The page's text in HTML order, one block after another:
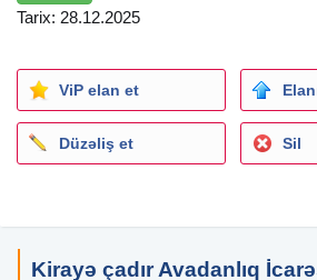
sadederi cadırların qurulması. Sifarise
cadır, çadır, palatka, cadırlar, defn
qara masin. defn masin, magar, çadir
çadır, palatka, cadırlar, magar, çadir
çadır, palatka, cadırlar, magar, çadir
kirayesi , qab qasiğ icaresi, qab qasiq
Tarix: 28.12.2025
ViP elan et
Düzəliş et Sil
Kirayə çadır Avadanlıq